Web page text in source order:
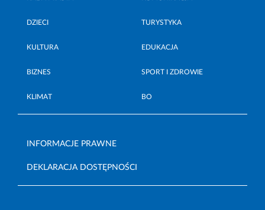
DZIECI TURYSTYKA
KULTURA EDUKACJA
BIZNES SPORT I ZDROWIE
KLIMAT BO
INFORMACJE PRAWNE
DEKLARACJA DOSTĘPNOŚCI